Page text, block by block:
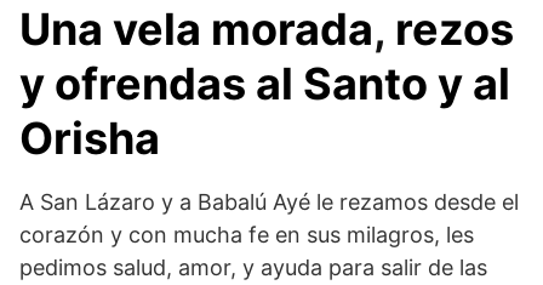
Una vela morada, rezos
y ofrendas al Santo y al
Orisha
A San Lázaro y a Babalú Ayé le rezamos desde el
corazón y con mucha fe en sus milagros, les
pedimos salud, amor, y ayuda para salir de las